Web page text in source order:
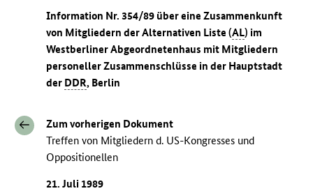
Information Nr. 354/89 über eine Zusammenkunft
von Mitgliedern der Alternativen Liste (AL) im
Westberliner Abgeordnetenhaus mit Mitgliedern
personeller Zusammenschlüsse in der Hauptstadt
der DDR, Berlin
Zum vorherigen Dokument
Treffen von Mitgliedern d. US-Kongresses und
Oppositionellen
21. Juli 1989